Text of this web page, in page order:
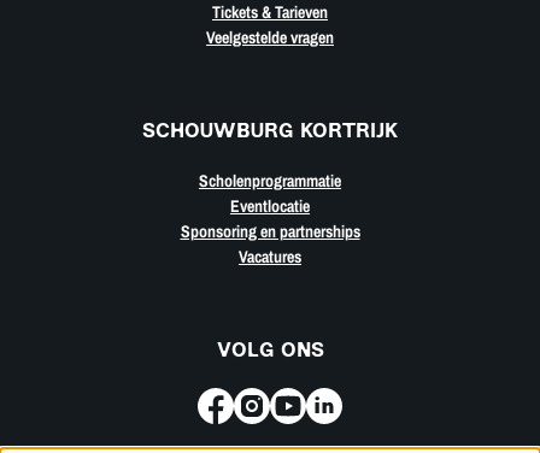
Tickets & Tarieven
Veelgestelde vragen
SCHOUWBURG KORTRIJK
Scholenprogrammatie
Eventlocatie
Sponsoring en partnerships
Vacatures
VOLG ONS